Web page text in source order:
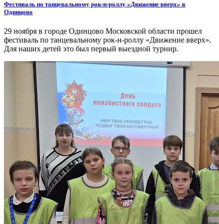
Фестиваль по танцевальному рок-н-роллу «Движение вверх» в
Одинцово
29 ноября в городе Одинцово Московской области прошел
фестиваль по танцевальному рок-н-роллу «Движение вверх».
Для наших детей это был первый выездной турнир.